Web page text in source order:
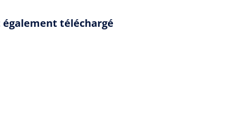
également téléchargé